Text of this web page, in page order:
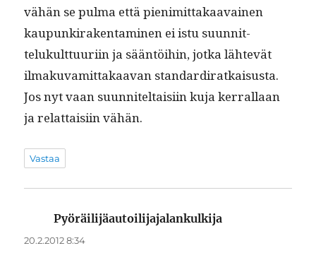
vähän se pul­ma että pienimit­takaavainen
kaupunki­rak­en­t­a­mi­nen ei istu suun­nit­
telukult­tuuri­in ja sään­töi­hin, jot­ka lähtevät
ilmaku­vamit­takaa­van stan­dard­i­ratkais­us­ta.
Jos nyt vaan suun­niteltaisi­in kuja ker­ral­laan
ja relat­taisi­in vähän.
Vastaa
Pyöräilijäautoilijajalankulkija
20.2.2012 8:34